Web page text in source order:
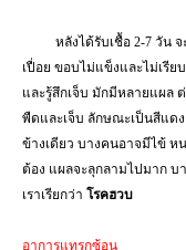
หลังได้รับเชื้อ 2-7 วัน จ
เปื่อย ขอบไม่แข็งและไม่เรีย
และรู้สึกเจ็บ มักมีหลายแผล
พืดและเจ็บ ลักษณะเป็นสีแด
ข้างเดียว บางคนอาจมีไข้ ห
ต้อง แผลจะลุกลามไปมาก บ
เราเรียกว่า โรคฮวบ
อาการแทรกซ้อน